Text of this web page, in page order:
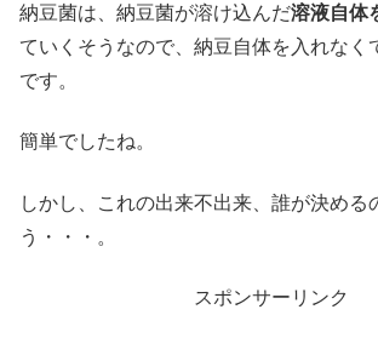
納豆菌は、納豆菌が溶け込んだ溶液自体
ていくそうなので、納豆自体を入れなく
です。
簡単でしたね。
しかし、これの出来不出来、誰が決める
う・・・。
スポンサーリンク